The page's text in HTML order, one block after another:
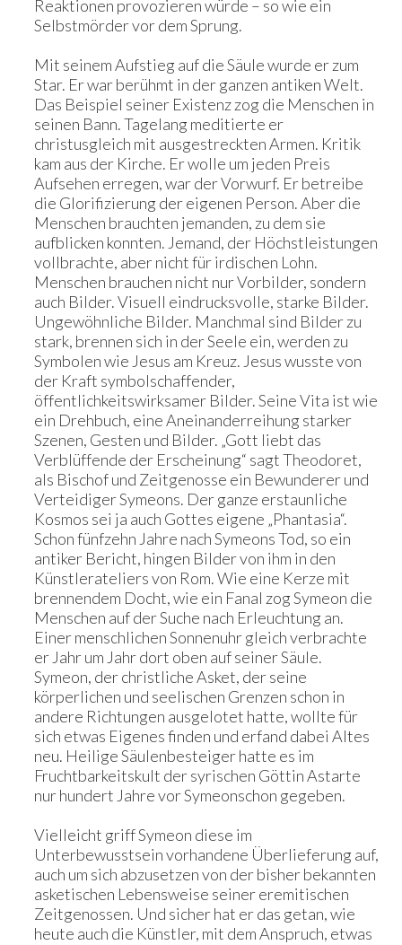
Reaktionen provozieren würde – so wie ein
Selbstmörder vor dem Sprung.
Mit seinem Aufstieg auf die Säule wurde er zum
Star. Er war berühmt in der ganzen antiken Welt.
Das Beispiel seiner Existenz zog die Menschen in
seinen Bann. Tagelang meditierte er
christusgleich mit ausgestreckten Armen. Kritik
kam aus der Kirche. Er wolle um jeden Preis
Aufsehen erregen, war der Vorwurf. Er betreibe
die Glorifizierung der eigenen Person. Aber die
Menschen brauchten jemanden, zu dem sie
aufblicken konnten. Jemand, der Höchstleistungen
vollbrachte, aber nicht für irdischen Lohn.
Menschen brauchen nicht nur Vorbilder, sondern
auch Bilder. Visuell eindrucksvolle, starke Bilder.
Ungewöhnliche Bilder. Manchmal sind Bilder zu
stark, brennen sich in der Seele ein, werden zu
Symbolen wie Jesus am Kreuz. Jesus wusste von
der Kraft symbolschaffender,
öffentlichkeitswirksamer Bilder. Seine Vita ist wie
ein Drehbuch, eine Aneinanderreihung starker
Szenen, Gesten und Bilder. „Gott liebt das
Verblüffende der Erscheinung“ sagt Theodoret,
als Bischof und Zeitgenosse ein Bewunderer und
Verteidiger Symeons. Der ganze erstaunliche
Kosmos sei ja auch Gottes eigene „Phantasia“.
Schon fünfzehn Jahre nach Symeons Tod, so ein
antiker Bericht, hingen Bilder von ihm in den
Künstlerateliers von Rom. Wie eine Kerze mit
brennendem Docht, wie ein Fanal zog Symeon die
Menschen auf der Suche nach Erleuchtung an.
Einer menschlichen Sonnenuhr gleich verbrachte
er Jahr um Jahr dort oben auf seiner Säule.
Symeon, der christliche Asket, der seine
körperlichen und seelischen Grenzen schon in
andere Richtungen ausgelotet hatte, wollte für
sich etwas Eigenes finden und erfand dabei Altes
neu. Heilige Säulenbesteiger hatte es im
Fruchtbarkeitskult der syrischen Göttin Astarte
nur hundert Jahre vor Symeonschon gegeben.
Vielleicht griff Symeon diese im
Unterbewusstsein vorhandene Überlieferung auf,
auch um sich abzusetzen von der bisher bekannten
asketischen Lebensweise seiner eremitischen
Zeitgenossen. Und sicher hat er das getan, wie
heute auch die Künstler, mit dem Anspruch, etwas